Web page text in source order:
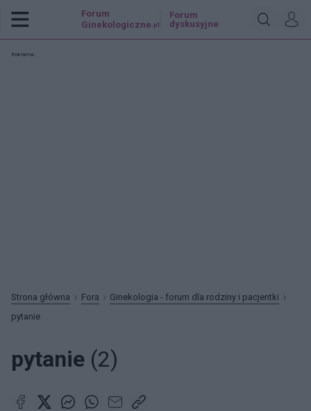
Forum
Ginekologiczne .pl
Forum
dyskusyjne
Reklama:
Strona główna Fora
Ginekologia - forum dla rodziny i pacjentki
pytanie
pytanie (2)